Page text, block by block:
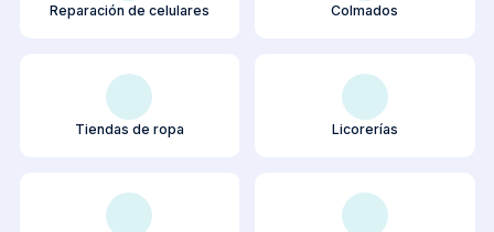
Reparación de celulares Colmados
Tiendas de ropa Licorerías